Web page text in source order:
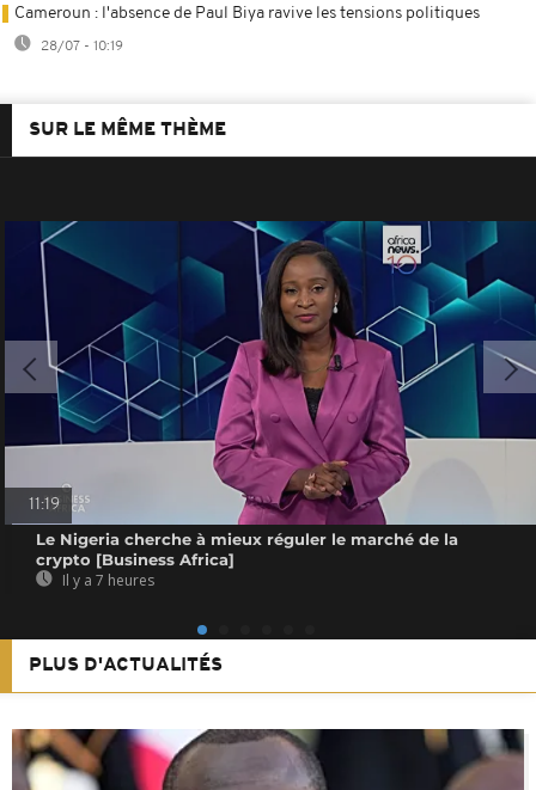
Cameroun : l'absence de Paul Biya ravive les tensions politiques
28/07 - 10:19
SUR LE MÊME THÈME
11:19
Le Nigeria cherche à mieux réguler le marché de la
crypto [Business Africa]
Il y a 7 heures
PLUS D'ACTUALITÉS